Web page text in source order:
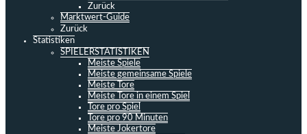
Zurück
Marktwert-Guide
Zurück
Statistiken
SPIELERSTATISTIKEN
Meiste Spiele
Meiste gemeinsame Spiele
Meiste Tore
Meiste Tore in einem Spiel
Tore pro Spiel
Tore pro 90 Minuten
Meiste Jokertore